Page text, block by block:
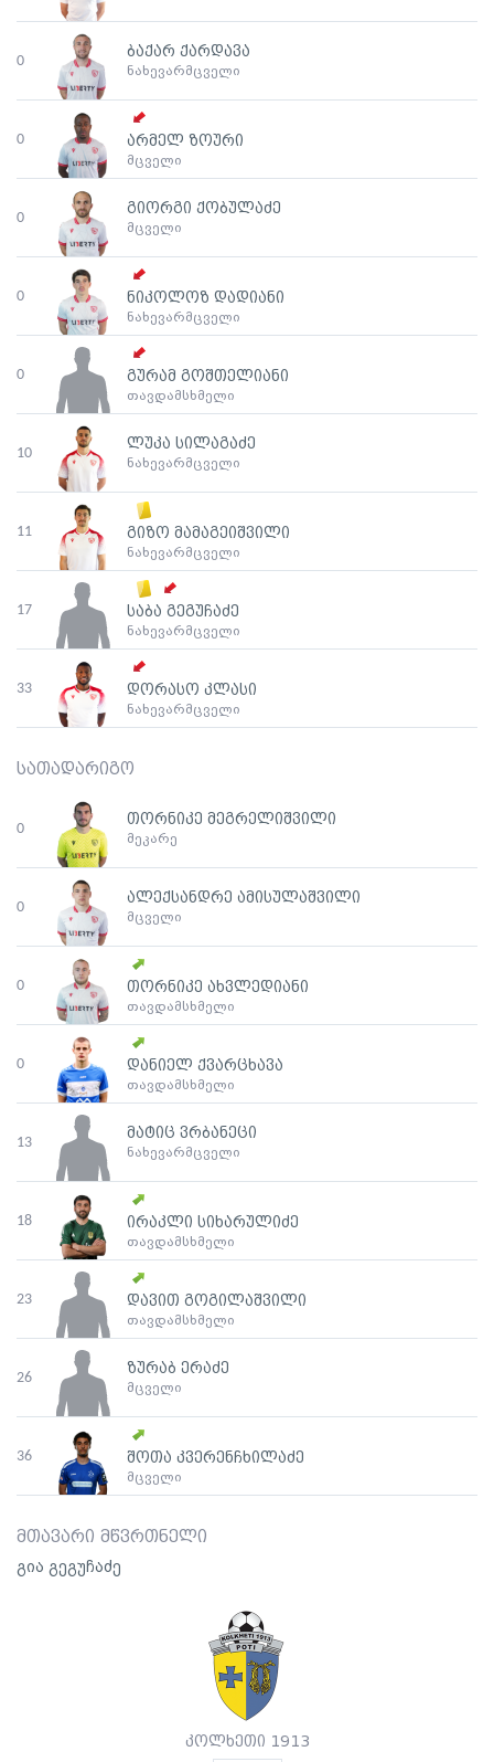
0
ბაქარ ქარდავა
ნახევარმცველი
0 არმელ ზოური
მცველი
0
გიორგი ქობულაძე
მცველი
0 ნიკოლოზ დადიანი
ნახევარმცველი
0 გურამ გოშთელიანი
თავდამსხმელი
10
ლუკა სილაგაძე
ნახევარმცველი
11 გიზო მამაგეიშვილი
ნახევარმცველი
17 საბა გეგუჩაძე
ნახევარმცველი
33 დორასო კლასი
ნახევარმცველი
სათადარიგო
0
თორნიკე მეგრელიშვილი
მეკარე
0
ალექსანდრე ამისულაშვილი
მცველი
0 თორნიკე ახვლედიანი
თავდამსხმელი
0 დანიელ ქვარცხავა
თავდამსხმელი
13
მატიც ვრბანეცი
ნახევარმცველი
18 ირაკლი სიხარულიძე
თავდამსხმელი
23 დავით გოგილაშვილი
თავდამსხმელი
26
ზურაბ ერაძე
მცველი
36 შოთა კვერენჩხილაძე
მცველი
მთავარი მწვრთნელი
გია გეგუჩაძე
კოლხეთი 1913